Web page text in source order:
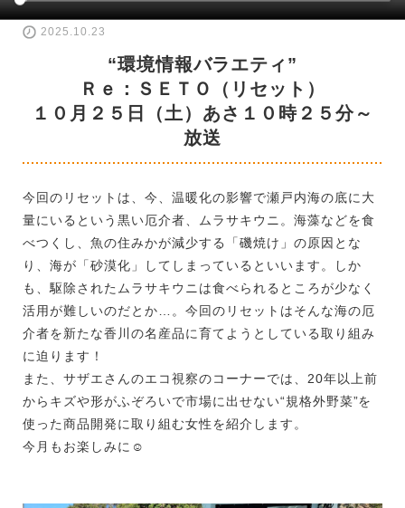
2025.10.23
“環境情報バラエティ”
Ｒｅ：ＳＥＴＯ（リセット）
１０月２５日（土）あさ１０時２５分～
放送
今回のリセットは、今、温暖化の影響で瀬戸内海の底に大
量にいるという黒い厄介者、ムラサキウニ。海藻などを食
べつくし、魚の住みかが減少する「磯焼け」の原因とな
り、海が「砂漠化」してしまっているといいます。しか
も、駆除されたムラサキウニは食べられるところが少なく
活用が難しいのだとか…。今回のリセットはそんな海の厄
介者を新たな香川の名産品に育てようとしている取り組み
に迫ります！
また、サザエさんのエコ視察のコーナーでは、 20年以上前
からキズや形がふぞろいで市場に出せない“規格外野菜”を
使った商品開発に取り組む女性を紹介します。
今月もお楽しみに☺